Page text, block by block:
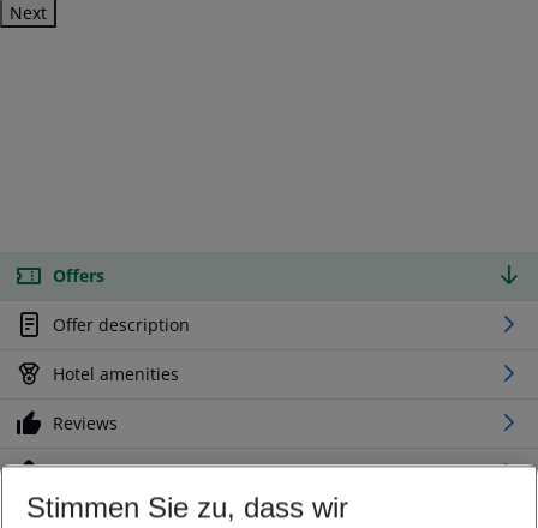
Next
Offers
Offer description
Hotel amenities
Reviews
Location
Stimmen Sie zu, dass wir